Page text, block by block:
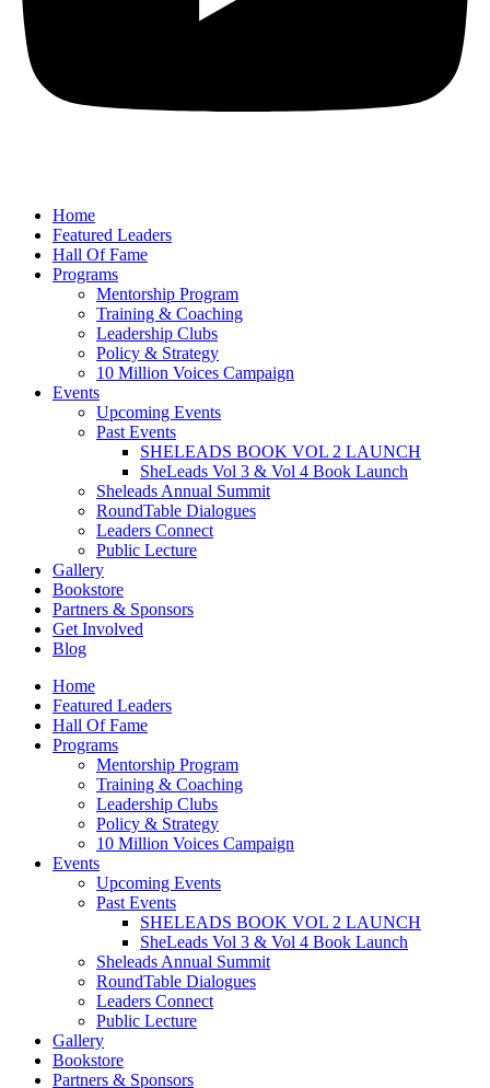
Home
Featured Leaders
Hall Of Fame
Programs
Mentorship Program
Training & Coaching
Leadership Clubs
Policy & Strategy
10 Million Voices Campaign
Events
Upcoming Events
Past Events
SHELEADS BOOK VOL 2 LAUNCH
SheLeads Vol 3 & Vol 4 Book Launch
Sheleads Annual Summit
RoundTable Dialogues
Leaders Connect
Public Lecture
Gallery
Bookstore
Partners & Sponsors
Get Involved
Blog
Home
Featured Leaders
Hall Of Fame
Programs
Mentorship Program
Training & Coaching
Leadership Clubs
Policy & Strategy
10 Million Voices Campaign
Events
Upcoming Events
Past Events
SHELEADS BOOK VOL 2 LAUNCH
SheLeads Vol 3 & Vol 4 Book Launch
Sheleads Annual Summit
RoundTable Dialogues
Leaders Connect
Public Lecture
Gallery
Bookstore
Partners & Sponsors